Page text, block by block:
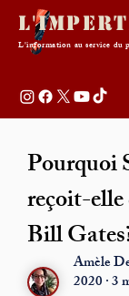
L'information au service du
Pourquoi
reçoit-elle
Bill
Amèle
2020 · 3